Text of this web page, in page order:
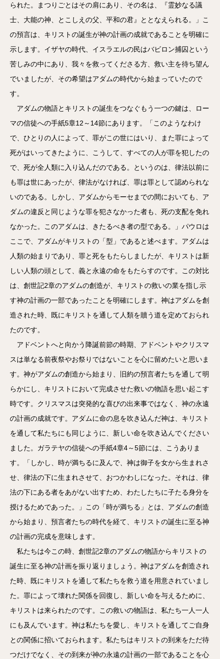
られた。まつりごとはその肩にあり、その名は、『霊妙なる議
士、大能の神、とこしえの父、平和の君』ととなえられる。」こ
の預言は、キリストの誕生が神の計画の成就であることを明確に
示します。イザヤの時代、イスラエルの民はバビロン捕囚という
苦しみの中にあり、我々を救ってくださる方、救い主を待ち望ん
でいましたが、その希望はアダムの時代から始まっていたので
す。
アダムの物語とキリストの誕生をつなぐもう一つの鍵は、ロー
マの信徒への手紙5章12～14節にあります。「このようなわけ
で、ひとりの人によって、罪がこの世にはいり、また罪によって
死がはいってきたように、こうして、すべての人が罪を犯したの
で、死が全人類に入り込んだのである。というのは、律法以前に
も罪は世にあったが、律法がなければ、罪は罪として認められな
いのである。しかし、アダムからモーセまでの間においても、ア
ダムの違反と同じような罪を犯さなかった者も、死の支配を免れ
なかった。このアダムは、きたるべき者の型である。」パウロは
ここで、アダムがキリストの「型」であると述べます。アダムは
人類の始まりであり、罪と死をもたらしましたが、キリストは新
しい人類の頭として、義と永遠の命をもたらすのです。この対比
は、創世記2章のアダムの創造が、キリストの救いの業を指し示
す神の計画の一部であったことを明確にします。神はアダムを創
造された時、既にキリストを通して人類を贖う道を定めておられ
たのです。
アドベントへと向かう降誕前節の時期、アドベントやクリスマ
スは単なる前夜祭やお祭りではないことを心に留めたいと思いま
す。神がアダムの創造から始まり、旧約の預言者たちを通して明
らかにし、キリストにおいて完成させた救いの物語を思い起こす
時です。クリスマスは突発的な喜びの出来事ではなく、神の永遠
の計画の成就です。アダムに命の息を吹き込んだ神は、キリスト
を通して私たちにも同じように、新しい命を吹き込んでください
ました。ガラテヤの信徒への手紙4章4～5節には、こうありま
す。「しかし、時が満ちるに及んで、神は御子を女から生まれさ
せ、律法の下に生まれさせて、おつかわしになった。それは、律
法の下にある者をあがない出すため、わたしたちに子たる身分を
授けるためであった。」この「時が満ちる」とは、アダムの創造
から始まり、預言者たちの時代を経て、キリストの誕生に至る神
の計画の完成を意味します。
私たちは今この時、創世記2章のアダムの物語からキリストの
誕生に至る神の計画を振り返りましょう。神はアダムを創造され
た時、既にキリストを通して私たちを救う道を用意されていまし
た。罪によって壊れた関係を回復し、新しい命を与えるために、
キリストは来られたのです。この救いの物語は、私たち一人一人
にも及んでいます。神は私たちを愛し、キリストを通してご自身
との関係に招いておられます。私たちはキリストの到来をただ待
つだけでなく、その到来が神の永遠の計画の一部であることを心